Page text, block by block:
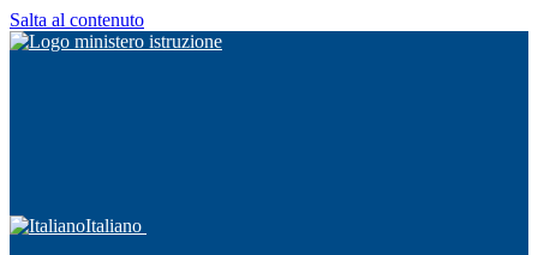
Salta al contenuto
Italiano